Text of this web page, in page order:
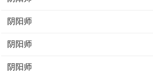
阴阳师
阴阳师
阴阳师